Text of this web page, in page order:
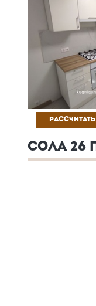
РАССЧИТАТЬ
СОЛА 26